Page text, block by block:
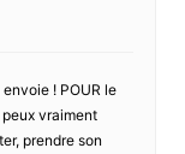
! POUR le
vraiment
prendre son